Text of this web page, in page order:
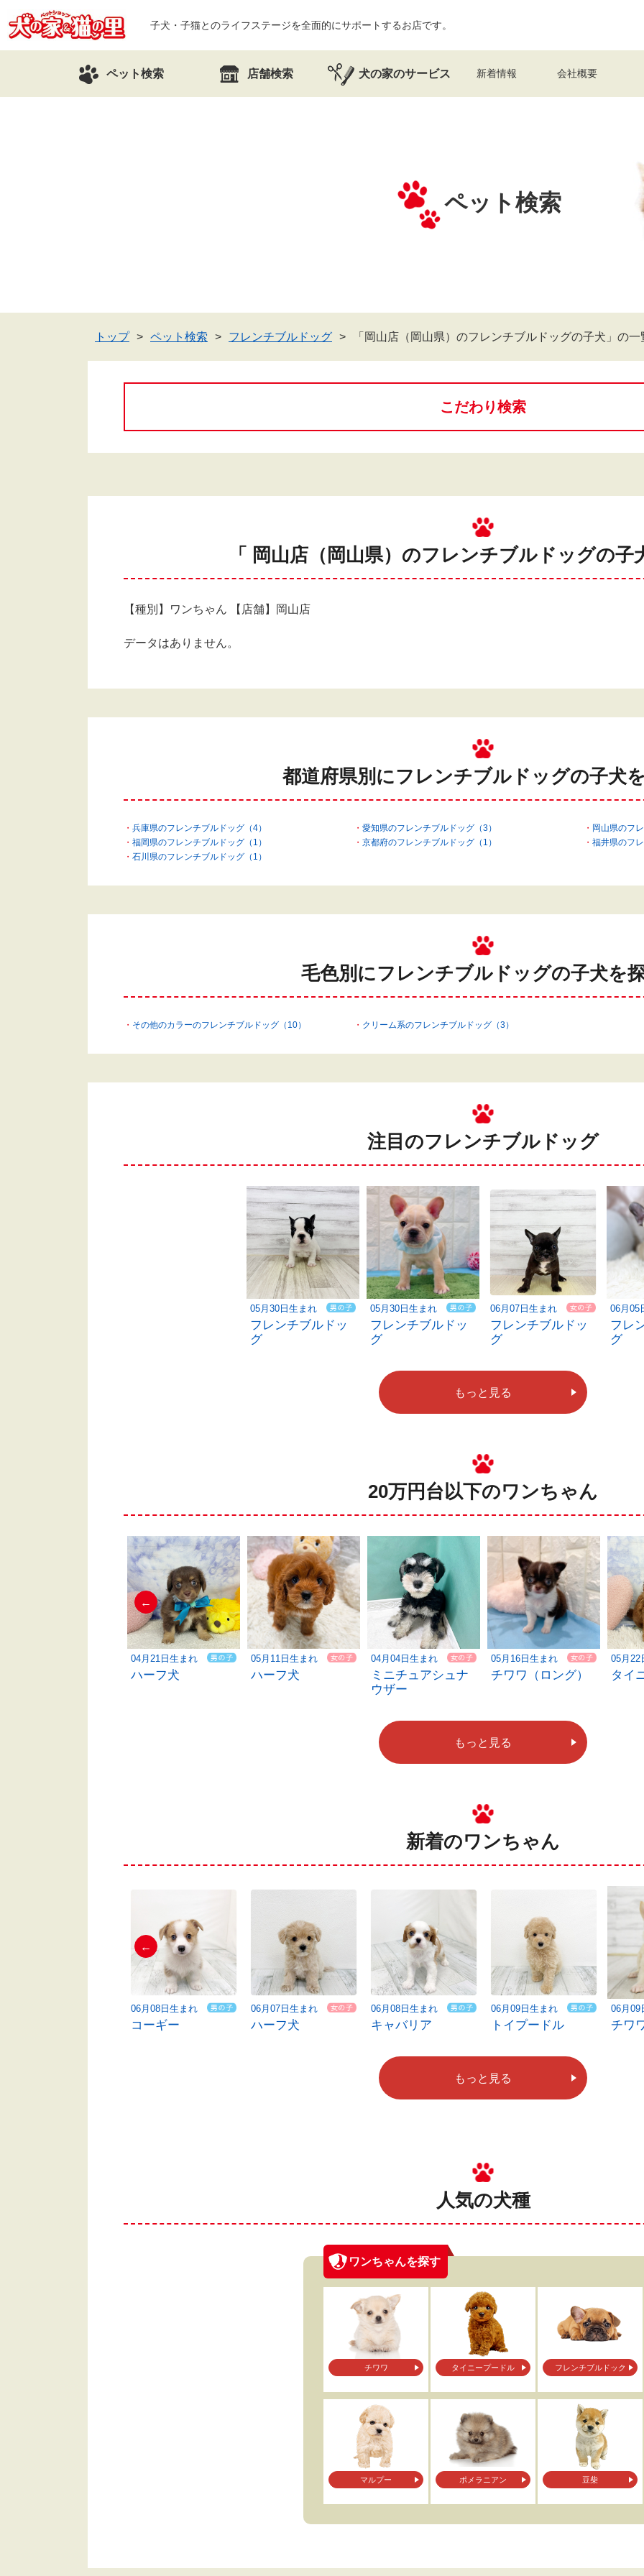
子犬・子猫とのライフステージを全面的にサポートするお店です。
ペット検索 店舗検索 犬の家のサービス 新着情報 会社概要
ペット検索
トップ ペット検索 フレンチブルドッグ 「岡山店（岡山県）のフレンチブルドッグの子犬」の一
こだわり検索
「 岡山店（岡山県）のフレンチブルドッグの子
【種別】ワンちゃん 【店舗】岡山店
データはありません。
都道府県別にフレンチブルドッグの子犬
兵庫県のフレンチブルドッグ（4） 愛知県のフレンチブルドッグ（3）
岡山県のフ
福岡県のフレンチブルドッグ（1）
京都府のフレンチブルドッグ（1）
福井県のフ
石川県のフレンチブルドッグ（1）
毛色別にフレンチブルドッグの子犬を
その他のカラーのフレンチブルドッグ（10） クリーム系のフレンチブルドッグ（3）
注目のフレンチブルドッグ
05月30日生まれ
フレンチブルドッ
グ
05月30日生まれ
フレンチブルドッ
グ
06月07日生まれ
フレンチブルドッ
グ
06月05
フレ
グ
もっと見る
20万円台以下のワンちゃん
←
04月21日生まれ
ハーフ犬
05月11日生まれ
ハーフ犬
04月04日生まれ
ミニチュアシュナ
ウザー
05月16日生まれ
チワワ（ロング）
05月22
タイ
もっと見る
新着のワンちゃん
←
06月08日生まれ
コーギー
06月07日生まれ
ハーフ犬
06月08日生まれ
キャバリア
06月09日生まれ
トイプードル
06月09
チワ
もっと見る
人気の犬種
ワンちゃんを探す
チワワ タイニープードル フレンチブルドック
マルプー ポメラニアン 豆柴